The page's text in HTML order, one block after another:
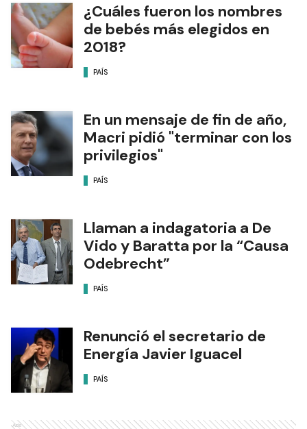
¿Cuáles fueron los nombres
de bebés más elegidos en
2018?
PAÍS
En un mensaje de fin de año,
Macri pidió "terminar con los
privilegios"
PAÍS
Llaman a indagatoria a De
Vido y Baratta por la “Causa
Odebrecht”
PAÍS
Renunció el secretario de
Energía Javier Iguacel
PAÍS
Ads